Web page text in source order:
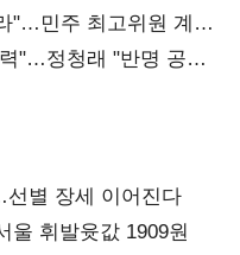
"…민주 최고위원 계파
"…정청래 "반명 공세
별 장세 이어진다
휘발윳값 1909원